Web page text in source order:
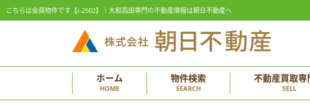
こちらは会員物件です【i-2502】｜大和高田専門の不動産情報は朝日不動産へ
ホーム
HOME
物件検索
SEARCH
不動産買取専
SELL